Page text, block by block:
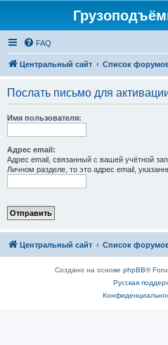
FAQ
Центральный сайт Список
Послать письмо для
Имя пользователя:
Адрес email:
Адрес email, связанный с вашей учётной
Личном разделе, то это адрес email,
Центральный сайт Список
Создано на основе phpBB®
Русская